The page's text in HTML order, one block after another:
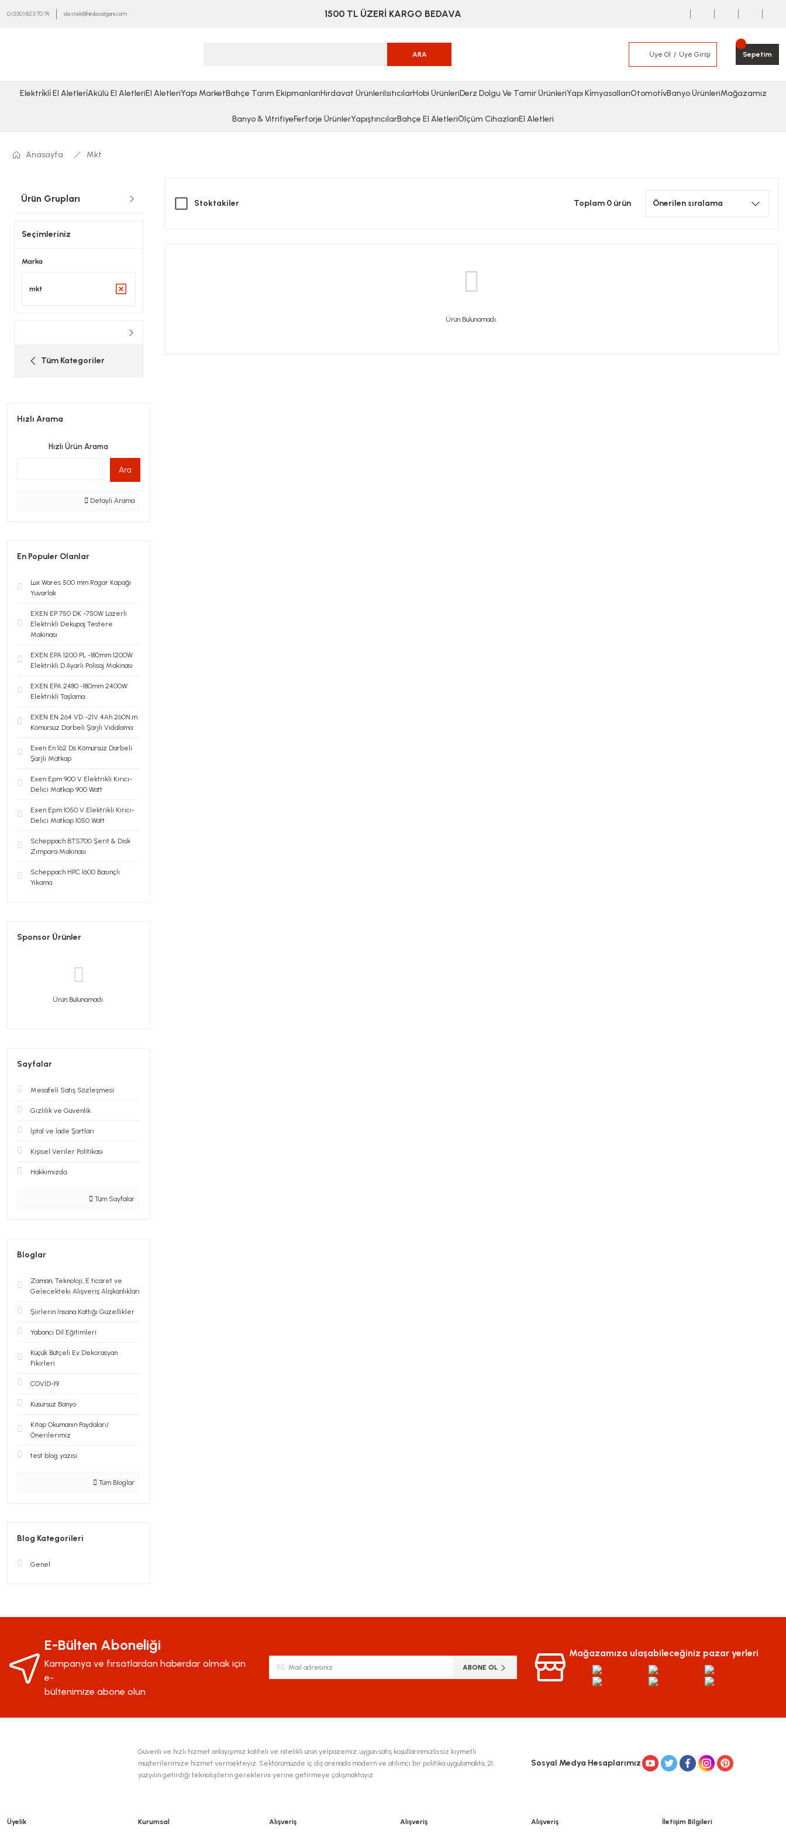
0 (530) 823 70 74 destek@hirdavatgani.com 1500 TL ÜZERİ KARGO BEDAVA
ARA Üye Ol Üye Girişi Sepetim
Elektri̇kli̇ El Aletleri̇Akülü El AletleriEl AletleriYapı MarketBahçe Tarım EkipmanlarıHırdavat ÜrünleriIsıtıcılarHobi ÜrünleriDerz Dolgu Ve Tamir ÜrünleriYapı Ki̇myasallarıOtomoti̇vBanyo ÜrünleriMağazamız
Banyo & VitrifiyeFerforje ÜrünlerYapıştırıcılarBahçe El AletleriÖlçüm CihazlarıEl Aletleri
Anasayfa Mkt
Ürün Grupları
Seçimleriniz
Marka
mkt
Tüm Kategoriler
Hızlı Arama
Hızlı Ürün Arama
Ara
Detaylı Arama
En Populer Olanlar
Lux Wares 500 mm Rögar Kapağı
Yuvarlak
EXEN EP 750 DK -750W Lazerli
Elektrikli Dekupaj Testere
Makinası
EXEN EPA 1200 PL -180mm 1200W
Elektrikli D.Ayarlı Polisaj Makinası
EXEN EPA 2480 -180mm 2400W
Elektrikli Taşlama
EXEN EN 264 VD -21V 4Ah 260N.m
Kömürsüz Darbeli Şarjlı Vidalama
Exen En 162 Ds Kömürsüz Darbeli
Şarjlı Matkap
Exen Epm 900 V Elektrikli Kırıcı-
Delici Matkap 900 Watt
Exen Epm 1050 V Elektrikli Kırıcı-
Delici Matkap 1050 Watt
Scheppach BTS700 Şerit & Disk
Zımpara Makinası
Scheppach HPC 1600 Basınçlı
Yıkama
Sponsor Ürünler
Ürün Bulunamadı.
Sayfalar
Mesafeli Satış Sözleşmesi
Gizlilik ve Güvenlik
İptal ve İade Şartları
Kişisel Veriler Politikası
Hakkımızda
Tüm Sayfalar
Bloglar
Zaman, Teknoloji, E ticaret ve
Gelecekteki Alışveriş Alışkanlıkları
Şiirlerin İnsana Kattığı Güzellikler
Yabancı Dil Eğitimleri
Küçük Bütçeli Ev Dekorasyan
Fikirleri
COVİD-19
Kusursuz Banyo
Kitap Okumanın Faydaları/
Önerilerimiz
test blog yazısı
Tüm Bloglar
Blog Kategorileri
Genel
Stoktakiler Toplam 0 ürün
Ürün Bulunamadı.
E-Bülten Aboneliği
Kampanya ve fırsatlardan haberdar olmak için
e-
bültenimize abone olun
ABONE OL
Mağazamıza ulaşabileceğiniz pazar yerleri
Güvenli ve hızlı hizmet anlayışımız kaliteli ve nitelikli ürün yelpazemiz, uygun satış koşullarınmızla siz kıymetli
müşterilerimize hizmet vermekteyiz. Sektörümüzde iç dış arenada modern ve atılımcı bir politika uygulamakta, 21.
yüzyılın getirdiği teknolojilerin gereklerini yerine getirmeye çalışmaktayız.
Sosyal Medya Hesaplarımız
Üyelik Kurumsal Alışveriş Alışveriş Alışveriş İletişim Bilgileri